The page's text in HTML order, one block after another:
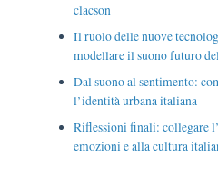
clacson
Il ruolo delle nuove
modellare il suono futuro
Dal suono al sentimento:
l’identità urbana italiana
Riflessioni finali: collegare
emozioni e alla cultura